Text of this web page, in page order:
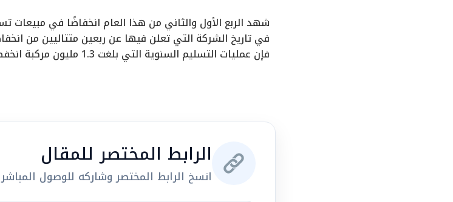
في تاريخ الشركة التي تعلن فيها عن ربعين متتاليين من
فإن عمليات التسليم السنوية التي بلغت 1.3 مليون مركبة انخفضت بنسبة 2% مقارنة بأرقام العام الماضي.
الرابط المختصر للمقال
انسخ الرابط المختصر وشاركه للوصول